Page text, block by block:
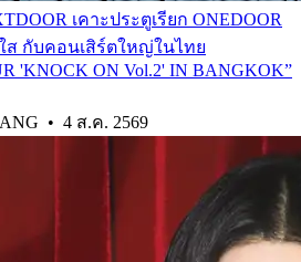
เคาะประตูเรียก ONEDOOR
ส กับคอนเสิร์ตใหญ่ในไทย
'KNOCK ON Vol.2' IN BANGKOK”
• 4 ส.ค. 2569